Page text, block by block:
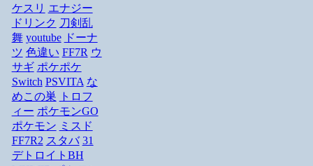
ケスリ エナジー
ドリンク 刀剣乱
舞 youtube ドーナ
ツ 色違い FF7R ウ
サギ ポケポケ
Switch PSVITA な
めこの巣
トロフ
ィー ポケモンGO
ポケモン ミスド
FF7R2 スタバ 31
デトロイトBH